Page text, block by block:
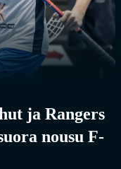
ja Rangers
nousu F-